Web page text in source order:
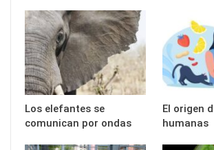
Los elefantes se
comunican por ondas
El origen
humanas